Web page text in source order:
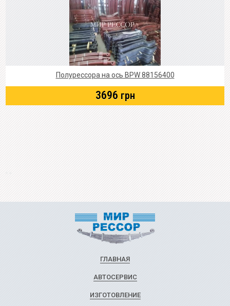
Полурессора на ось BPW 88156400
3696 грн
ГЛАВНАЯ
АВТОСЕРВИС
ИЗГОТОВЛЕНИЕ